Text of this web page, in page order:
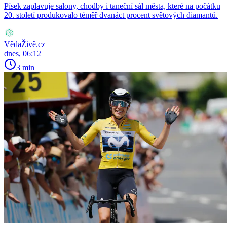
Písek zaplavuje salony, chodby i taneční sál města, které na počátku
20. století produkovalo téměř dvanáct procent světových diamantů.
VědaŽivě.cz
dnes, 06:12
3 min